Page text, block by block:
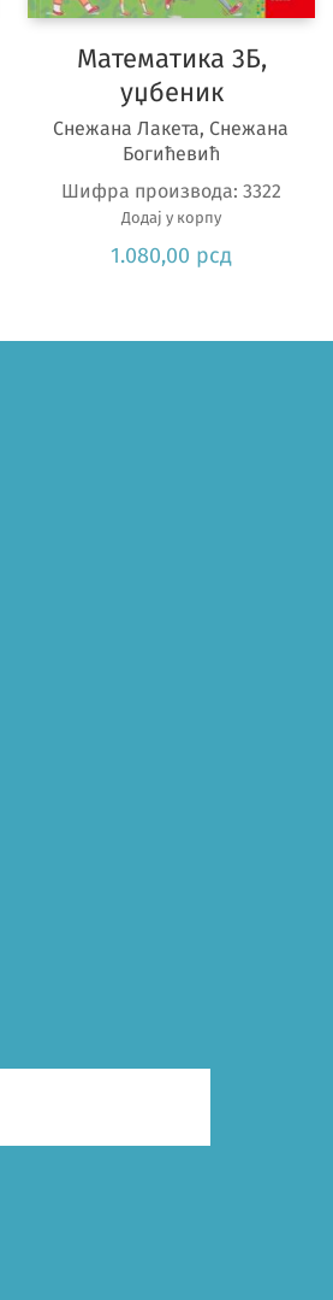
Математика 3Б,
уџбеник
Снежана Лакета, Снежана
Богићевић
Шифра производа:3322
Додај у корпу
1.080,00 рсд